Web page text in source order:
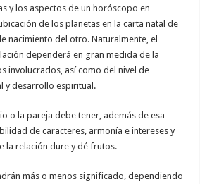
y los aspectos de un horóscopo en
de los planetas en la carta natal de
nacimiento del otro. Naturalmente, el
dependerá en gran medida de la
involucrados, así como del nivel de
y desarrollo espiritual.
o la pareja debe tener, además de esa
de caracteres, armonía e intereses y
la relación dure y dé frutos.
más o menos significado, dependiendo